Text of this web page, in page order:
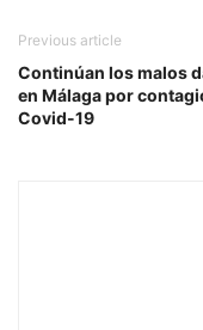
Previous article
Continúan los malos
en Málaga por
Covid-19